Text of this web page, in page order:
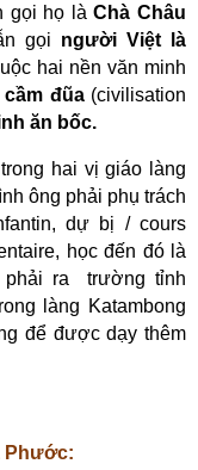
gọi họ làChà Châu
gọi người Việt là
hai nền văn minh
đũa(civilisation
ăn bốc.
hai vị giáo làng
ông phải phụ trách
dự bị / cours
học đến đó là
ra
trường tỉnh
làng Katambong
để được dạy thêm
Phước: